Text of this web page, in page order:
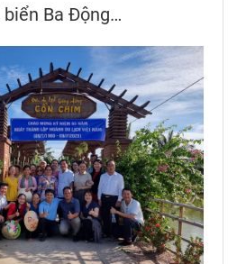
biển Ba Động…